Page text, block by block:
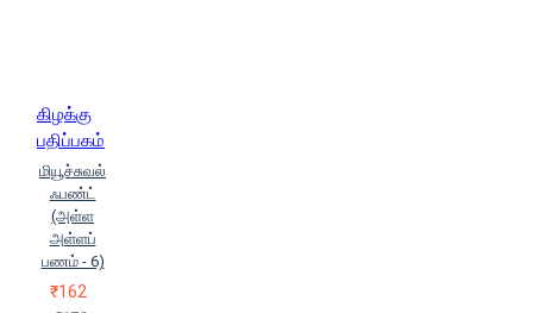
கிழக்கு
பதிப்பகம்
மியூச்சுவல்
ஃபண்ட்
(அள்ள
அள்ளப்
பணம் - 6)
₹162